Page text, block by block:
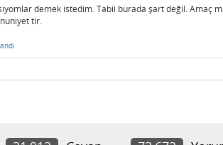
demek istedim. Tabii burada şart değil. Amaç
tir.